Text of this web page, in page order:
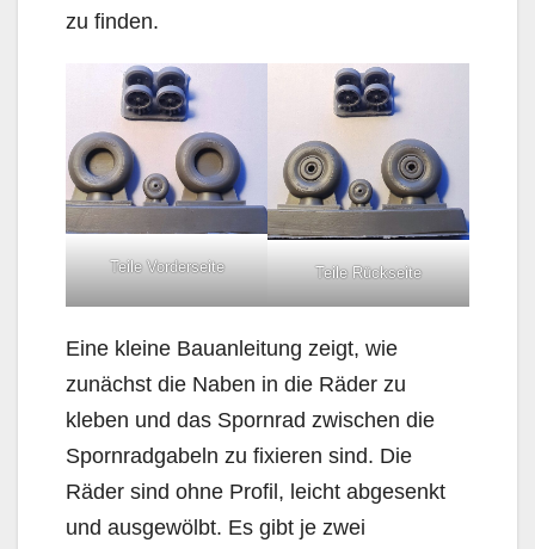
zu finden.
Teile Vorderseite Teile Rückseite
Eine kleine Bauanleitung zeigt, wie
zunächst die Naben in die Räder zu
kleben und das Spornrad zwischen die
Spornradgabeln zu fixieren sind. Die
Räder sind ohne Profil, leicht abgesenkt
und ausgewölbt. Es gibt je zwei